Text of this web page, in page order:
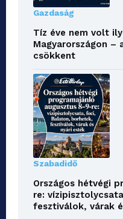
Gazdaság
Tíz éve nem volt
Magyarországon –
csökkent
Szabadidő
Országos hétvégi
re:
fesztiválok, várak